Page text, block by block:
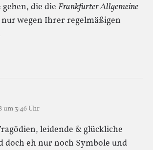
die die Frankfurter Allgemeine
nur wegen Ihrer regelmäßigen
um 3:46 Uhr
leidende & glückliche
doch eh nur noch Symbole und